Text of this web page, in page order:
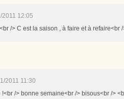
2011 12:05
/> C est la saison , à faire et à refaire<br
2011 11:30
/> bonne semaine<br /> bisous<br />